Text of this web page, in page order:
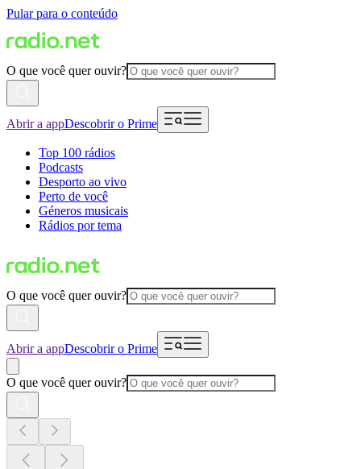
Pular para o conteúdo
O que você quer ouvir?
Abrir a appDescobrir o Prime
Top 100 rádios
Podcasts
Desporto ao vivo
Perto de você
Géneros musicais
Rádios por tema
O que você quer ouvir?
Abrir a appDescobrir o Prime
O que você quer ouvir?